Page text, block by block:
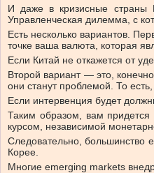
И даже в кризисные страны
Управленческая дилемма, с
Есть несколько вариантов.
точке ваша валюта, которая
Если Китай не откажется от
Второй вариант — это,
они станут проблемой. То
Если интервенция будет
Таким образом, вам
курсом, независимой
Следовательно, большинство
Корее.
Многие emerging markets